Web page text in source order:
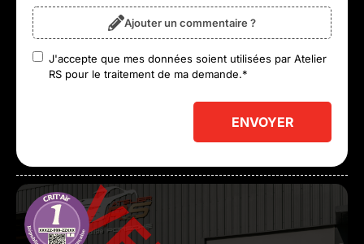
Ajouter un commentaire ?
RGPD*
J'accepte que mes données soient utilisées par Atelier
RS pour le traitement de ma demande.*